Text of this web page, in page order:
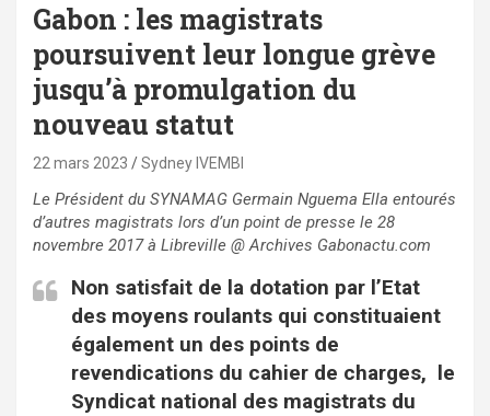
Gabon : les magistrats
poursuivent leur longue grève
jusqu’à promulgation du
nouveau statut
22 mars 2023 Sydney IVEMBI
Le Président du SYNAMAG Germain Nguema Ella entourés
d’autres magistrats lors d’un point de presse le 28
novembre 2017 à Libreville @ Archives Gabonactu.com
Non satisfait de la dotation par l’Etat
des moyens roulants qui constituaient
également un des points de
revendications du cahier de charges, le
Syndicat national des magistrats du